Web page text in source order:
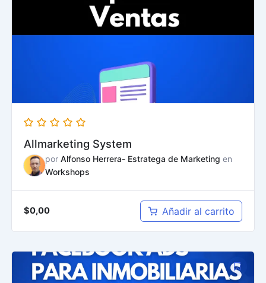
Allmarketing System
por Alfonso Herrera- Estratega de Marketing en
Workshops
$0,00 Añadir al carrito